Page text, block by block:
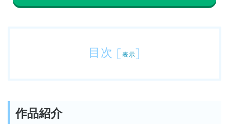
目次 [ 表示]
作品紹介